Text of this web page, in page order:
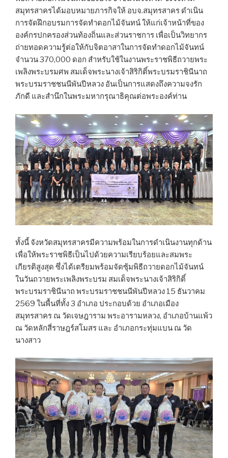
สมุทรสาครได้มอบหมายภารกิจให้ อบจ.สมุทรสาคร ดำเนิน
การจัดฝึกอบรมการจัดทำดอกไม้จันทน์ ให้แก่เจ้าหน้าที่ของ
องค์กรปกครองส่วนท้องถิ่นและส่วนราชการ เพื่อเป็นวิทยากร
ถ่ายทอดความรู้ต่อให้กับจิตอาสาในการจัดทำดอกไม้จันทน์
จำนวน 370,000 ดอก สำหรับใช้ในงานพระราชพิธีถวายพระ
เพลิงพระบรมศพ สมเด็จพระนางเจ้าสิริกิติ์พระบรมราชินีนาถ
พระบรมราชชนนีพันปีหลวง อันเป็นการแสดงถึงความจงรัก
ภักดี และสำนึกในพระมหากรุณาธิคุณต่อพระองค์ท่าน
ทั้งนี้ จังหวัดสมุทรสาครมีความพร้อมในการดำเนินงานทุกด้าน
เพื่อให้พระราชพิธีเป็นไปด้วยความเรียบร้อยและสมพระ
เกียรติสูงสุด ซึ่งได้เตรียมพร้อมจัดซุ้มพิธีถวายดอกไม้จันทน์
ในวันถวายพระเพลิงพระบรม สมเด็จพระนางเจ้าสิริกิติ์
พระบรมราชินีนาถ พระบรมราชชนนีพันปีหลวง 15 ธันวาคม
2569 ในพื้นที่ทั้ง 3 อำเภอ ประกอบด้วย อำเภอเมือง
สมุทรสาคร ณ วัดเจษฎาราม พระอารามหลวง, อำเภอบ้านแพ้ว
ณ วัดหลักสี่ราษฎร์สโมสร และ อำเภอกระทุ่มแบน ณ วัด
นางสาว